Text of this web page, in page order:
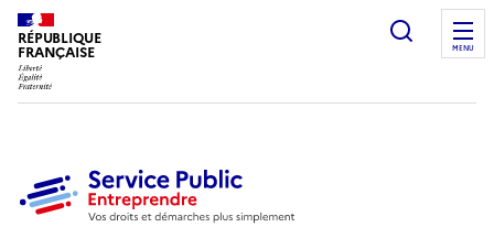
RÉPUBLIQUE
FRANÇAISE MENU